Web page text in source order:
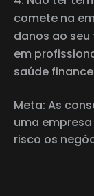
comete na
danos ao seu
em
saúde
Meta: As
uma
risco os